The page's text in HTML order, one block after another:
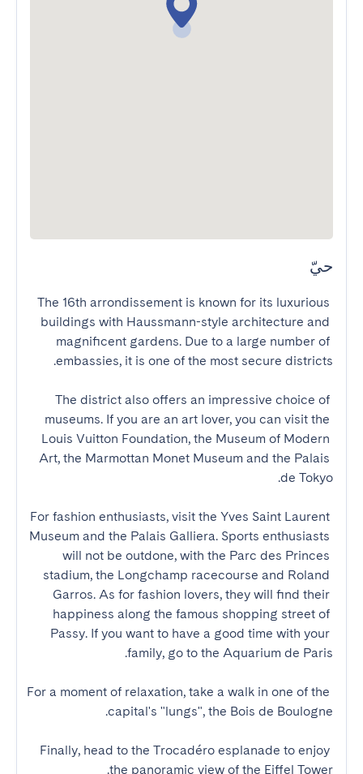
حيّ
The 16th arrondissement is known for its luxurious
buildings with Haussmann-style architecture and
magnificent gardens. Due to a large number of
The district also offers an impressive choice of
museums. If you are an art lover, you can visit the
Louis Vuitton Foundation, the Museum of Modern
Art, the Marmottan Monet Museum and the Palais
For fashion enthusiasts, visit the Yves Saint Laurent
Museum and the Palais Galliera. Sports enthusiasts
will not be outdone, with the Parc des Princes
stadium, the Longchamp racecourse and Roland
Garros. As for fashion lovers, they will find their
happiness along the famous shopping street of
Passy. If you want to have a good time with your
For a moment of relaxation, take a walk in one of the
Finally, head to the Trocadéro esplanade to enjoy
the panoramic view of the Eiffel Tower.